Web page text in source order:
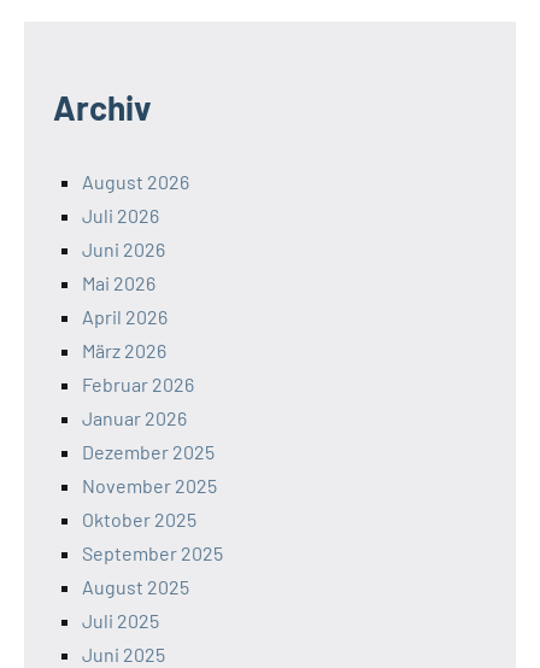
Archiv
August 2026
Juli 2026
Juni 2026
Mai 2026
April 2026
März 2026
Februar 2026
Januar 2026
Dezember 2025
November 2025
Oktober 2025
September 2025
August 2025
Juli 2025
Juni 2025